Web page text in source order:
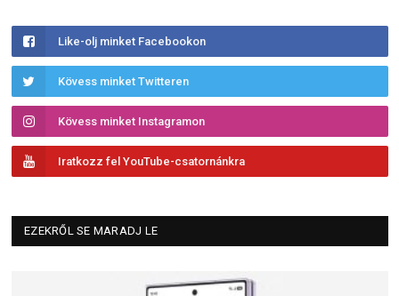
Like-olj minket Facebookon
Kövess minket Twitteren
Kövess minket Instagramon
Iratkozz fel YouTube-csatornánkra
EZEKRŐL SE MARADJ LE